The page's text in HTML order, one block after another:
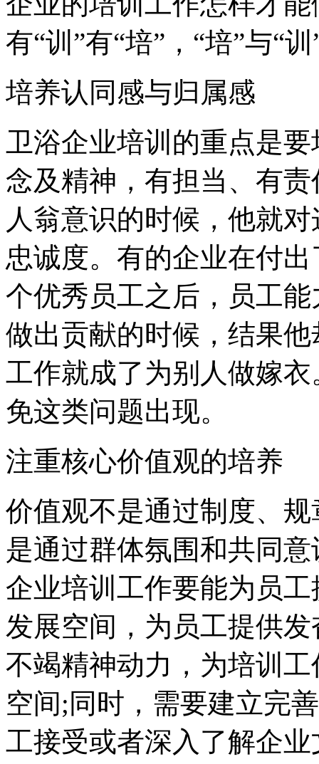
有“训”有“培”，“培”与“
培养认同感与归属感
卫浴企业培训的重点是
念及精神，有担当、有
人翁意识的时候，他就
忠诚度。有的企业在付
个优秀员工之后，员工
做出贡献的时候，结果
工作就成了为别人做嫁
免这类问题出现。
注重核心价值观的培养
价值观不是通过制度、
是通过群体氛围和共同
企业培训工作要能为员
发展空间，为员工提供
不竭精神动力，为培训
空间;同时，需要建立完
工接受或者深入了解企